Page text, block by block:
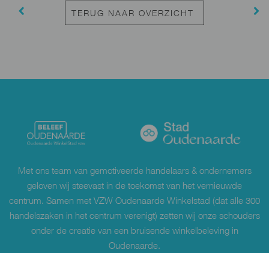
TERUG NAAR OVERZICHT
Met ons team van gemotiveerde handelaars & ondernemers
geloven wij steevast in de toekomst van het vernieuwde
centrum. Samen met VZW Oudenaarde Winkelstad (dat alle 300
handelszaken in het centrum verenigt) zetten wij onze schouders
onder de creatie van een bruisende winkelbeleving in
Oudenaarde.